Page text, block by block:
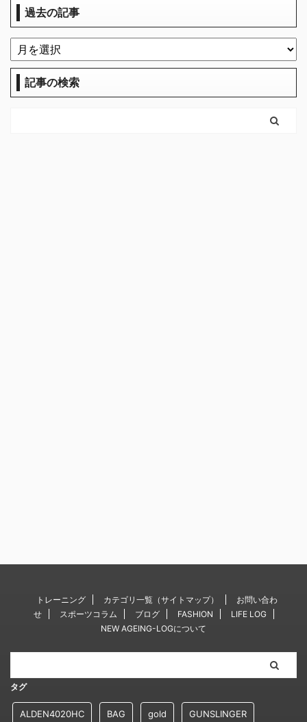
過去の記事
記事の検索
トレーニング カテゴリ一覧（サイトマップ）
お問い合わ
せ
スポーツコラム ブログ FASHION
LIFE LOG
NEW AGEING-LOGについて
タグ
ALDEN4020HC BAG gold GUNSLINGER